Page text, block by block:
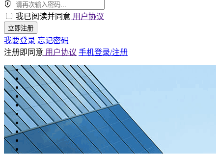
我已阅读并同意 用户协议
立即注册
我要登录 忘记密码
注册即同意 用户协议 手机登录/注册